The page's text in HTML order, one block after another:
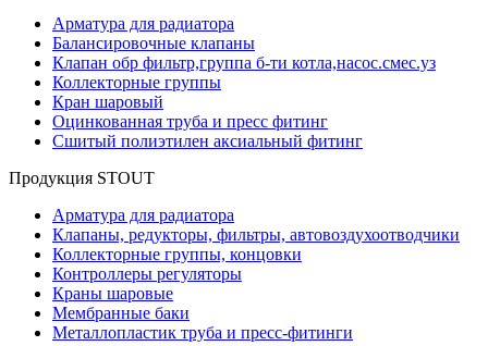
Арматура для радиатора
Балансировочные клапаны
Клапан обр фильтр,группа б-ти котла,насос.смес.уз
Коллекторные группы
Кран шаровый
Оцинкованная труба и пресс фитинг
Сшитый полиэтилен аксиальный фитинг
Продукция STOUT
Арматура для радиатора
Клапаны, редукторы, фильтры, автовоздухоотводчики
Коллекторные группы, концовки
Контроллеры регуляторы
Краны шаровые
Мембранные баки
Металлопластик труба и пресс-фитинги